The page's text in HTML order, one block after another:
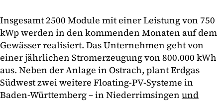
Insgesamt 2500 Module mit einer Leistung von 750
kWp werden in den kommenden Monaten auf dem
Gewässer realisiert. Das Unternehmen geht von
einer jährlichen Stromerzeugung von 800.000 kWh
aus. Neben der Anlage in Ostrach, plant Erdgas
Südwest zwei weitere Floating-PV-Systeme in
Baden-Württemberg – in Niederrimsingen und